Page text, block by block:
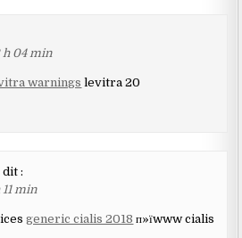
h 04 min
warnings levitra 20
dit :
min
generic cialis 2018 п»їwww cialis